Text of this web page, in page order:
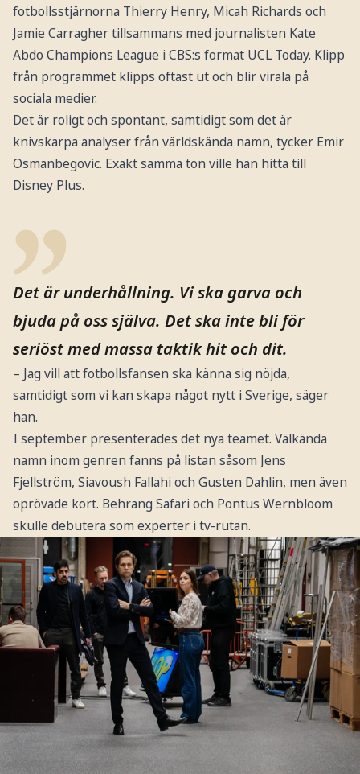
fotbollsstjärnorna Thierry Henry, Micah Richards och
Jamie Carragher tillsammans med journalisten Kate
Abdo Champions League i CBS:s format UCL Today. Klipp
från programmet klipps oftast ut och blir virala på
sociala medier.
Det är roligt och spontant, samtidigt som det är
knivskarpa analyser från världskända namn, tycker Emir
Osmanbegovic. Exakt samma ton ville han hitta till
Disney Plus.
Det är underhållning. Vi ska garva och
bjuda på oss själva. Det ska inte bli för
seriöst med massa taktik hit och dit.
– Jag vill att fotbollsfansen ska känna sig nöjda,
samtidigt som vi kan skapa något nytt i Sverige, säger
han.
I september presenterades det nya teamet. Välkända
namn inom genren fanns på listan såsom Jens
Fjellström, Siavoush Fallahi och Gusten Dahlin, men även
oprövade kort. Behrang Safari och Pontus Wernbloom
skulle debutera som experter i tv-rutan.